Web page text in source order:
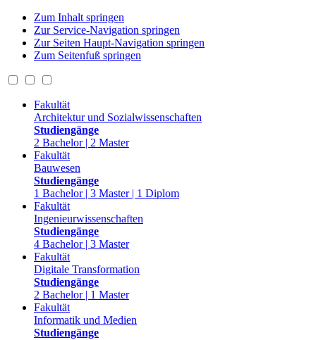
Zum Inhalt springen
Zur Service-Navigation springen
Zur Seiten Haupt-Navigation springen
Zum Seitenfuß springen
Fakultät
Architektur und Sozialwissenschaften
Studiengänge
2 Bachelor | 2 Master
Fakultät
Bauwesen
Studiengänge
1 Bachelor | 3 Master | 1 Diplom
Fakultät
Ingenieurwissenschaften
Studiengänge
4 Bachelor | 3 Master
Fakultät
Digitale Transformation
Studiengänge
2 Bachelor | 1 Master
Fakultät
Informatik und Medien
Studiengänge